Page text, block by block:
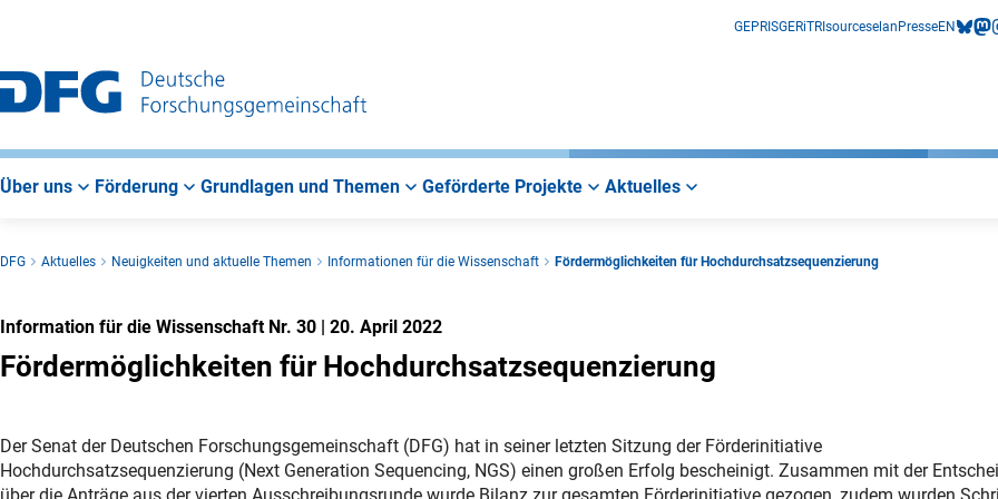
GEPRISGERiTRIsourceselan PresseEN
Über uns Förderung Grundlagen und Themen Geförderte Projekte Aktuelles
DFG Aktuelles Neuigkeiten und aktuelle Themen Informationen für die Wissenschaft Fördermöglichkeiten für Hochdurchsatzsequenzierung
Information für die Wissenschaft Nr. 30 | 20. April 2022
Fördermöglichkeiten für Hochdurchsatzsequenzierung
Der Senat der Deutschen Forschungsgemeinschaft (DFG) hat in seiner letzten Sitzung der Förderinitiative
Hochdurchsatzsequenzierung (Next Generation Sequencing, NGS) einen großen Erfolg bescheinigt. Zusammen mit der
über die Anträge aus der vierten Ausschreibungsrunde wurde Bilanz zur gesamten Förderinitiative gezogen, zudem wurden